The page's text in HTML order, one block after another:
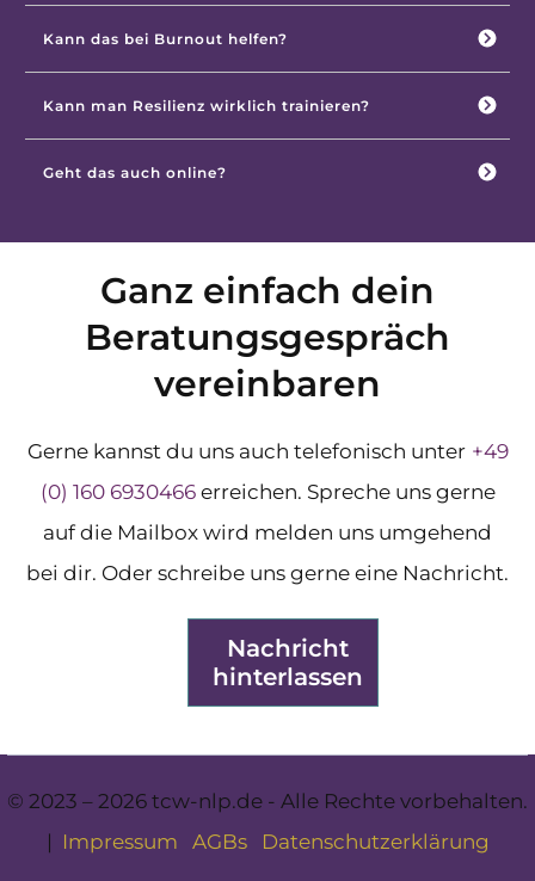
Kann das bei Burnout helfen?
Kann man Resilienz wirklich trainieren?
Geht das auch online?
Ganz einfach dein
Beratungsgespräch
vereinbaren
Gerne kannst du uns auch telefonisch unter +49
(0) 160 6930466erreichen. Spreche uns gerne
auf die Mailbox wird melden uns umgehend
bei dir. Oder schreibe uns gerne eine Nachricht.
Nachricht
hinterlassen
© 2023 – 2026 tcw-nlp.de - Alle Rechte vorbehalten.
| Impressum AGBs Datenschutzerklärung